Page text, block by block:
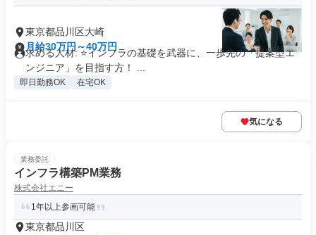
東京都品川区大崎
月給30万円～40万円
求める人材: ⭐️インフラの基礎を武器に、一歩先の「提案型エ
ンジニア」を目指す方！ ...
即日勤務OK 在宅OK
気になる
業務委託
インフラ構築PM業務
株式会社エニー
1年以上参画可能
東京都品川区